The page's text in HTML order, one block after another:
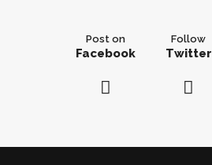
Post on
Facebook
Follow
Twitter